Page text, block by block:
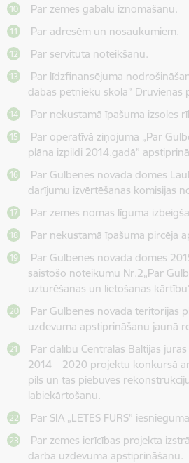
Par zemes gabalu iznomāšanu.
Par adresēm un nosaukumiem.
Par servitūta noteikšanu.
Par līdzfinansējuma
dabas pētnieku skola” Druvienas
Par nekustamā īpašuma izsoles
Par operatīvā ziņojuma „Par
plāna izpildi 2014.gadā”
Par Gulbenes novada domes
darījumu izvērtēšanas komisijas
Par zemes nomas līguma
Par nekustamā īpašuma pircēja
Par Gulbenes novada domes
saistošo noteikumu Nr.2„Par
uzturēšanas un lietošanas
Par Gulbenes novada teritorijas
uzdevuma apstiprināšanu jaunā
Par dalību Centrālās Baltijas
2014 – 2020 projektu konkursā
pils un tās piebūves
labiekārtošanu.
Par SIA „LETES FURS”
Par zemes ierīcības projekta
darba uzdevuma apstiprināšanu.